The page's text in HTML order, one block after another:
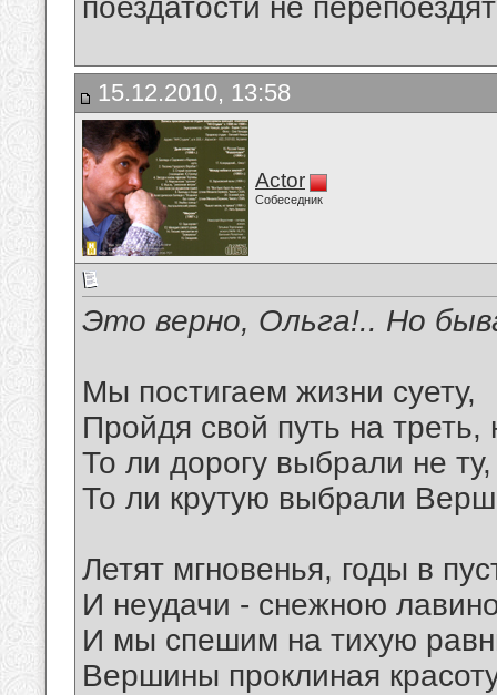
поездатости не
15.12.2010, 13:58
Actor
Собеседник
Это верно, Ольга!.. Но
Мы постигаем жизни суету,
Пройдя свой путь на треть,
То ли дорогу выбрали не ту,
То ли крутую выбрали
Летят мгновенья, годы в
И неудачи - снежною
И мы спешим на тихую
Вершины проклиная